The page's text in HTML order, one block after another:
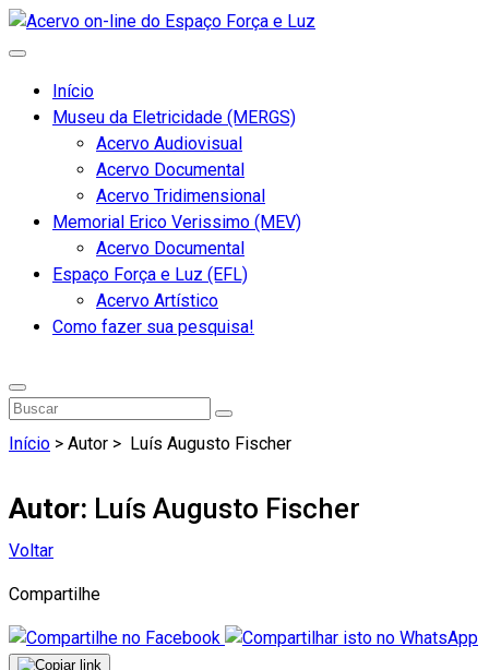
Início
Museu da Eletricidade (MERGS)
Acervo Audiovisual
Acervo Documental
Acervo Tridimensional
Memorial Erico Verissimo (MEV)
Acervo Documental
Espaço Força e Luz (EFL)
Acervo Artístico
Como fazer sua pesquisa!
Início > Autor > Luís Augusto Fischer
Autor: Luís Augusto Fischer
Voltar
Compartilhe